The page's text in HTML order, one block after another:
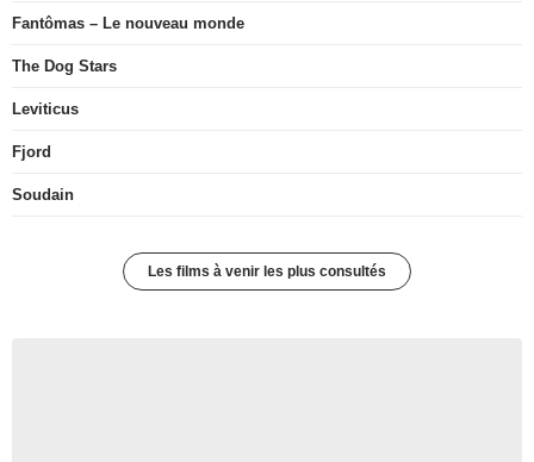
Fantômas – Le nouveau monde
The Dog Stars
Leviticus
Fjord
Soudain
Les films à venir les plus consultés